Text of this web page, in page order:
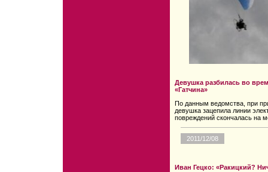
Девушка разбилась во
«Гатчина»
По данным ведомства, при
девушка зацепила линии
повреждений скончалась на
2011/12/08
Иван Гецко: «Ракицкий?